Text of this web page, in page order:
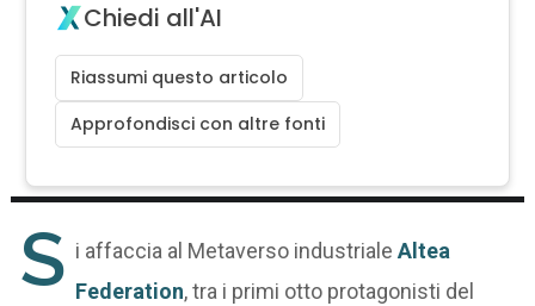
Chiedi all'AI
Riassumi questo articolo
Approfondisci con altre fonti
S i affaccia al Metaverso industrialeAltea
Federation, tra i primi otto protagonisti del